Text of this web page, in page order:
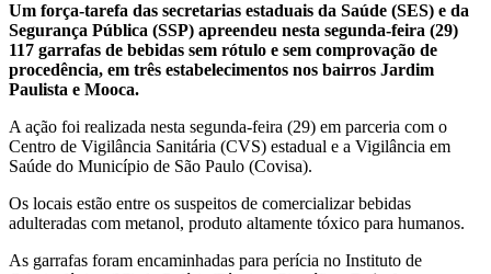
Um força-tarefa das secretarias estaduais da Saúde (SES) e da
Segurança Pública (SSP) apreendeu nesta segunda-feira (29)
117 garrafas de bebidas sem rótulo e sem comprovação de
procedência, em três estabelecimentos nos bairros Jardim
Paulista e Mooca.
A ação foi realizada nesta segunda-feira (29) em parceria com o
Centro de Vigilância Sanitária (CVS) estadual e a Vigilância em
Saúde do Município de São Paulo (Covisa).
Os locais estão entre os suspeitos de comercializar bebidas
adulteradas com metanol, produto altamente tóxico para humanos.
As garrafas foram encaminhadas para perícia no Instituto de